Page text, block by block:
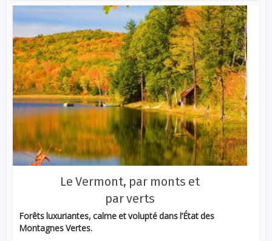
Le Vermont, par monts et
par verts
Forêts luxuriantes, calme et volupté dans l’État des
Montagnes Vertes.